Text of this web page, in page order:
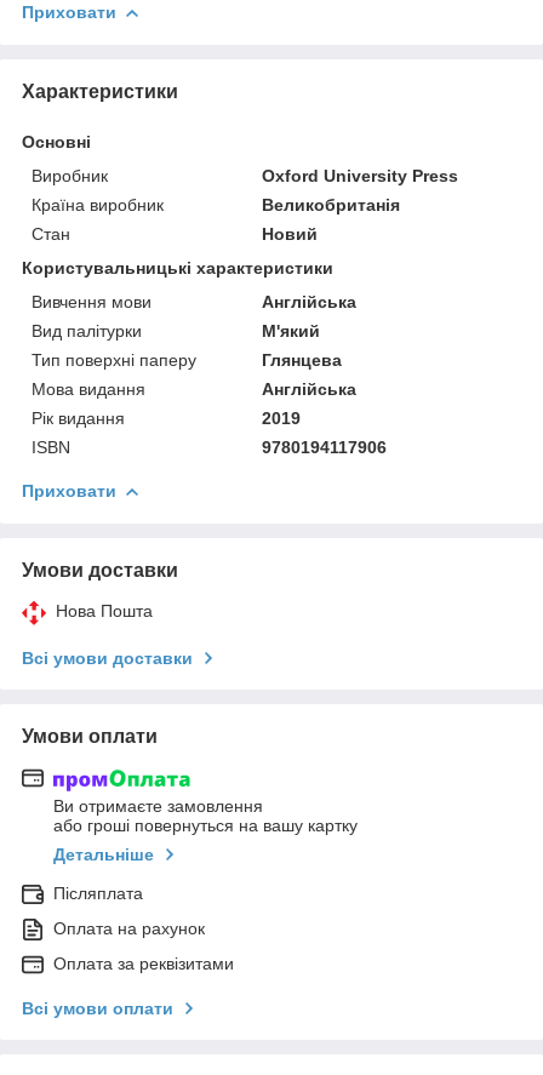
Приховати
Характеристики
Основні
Виробник
Oxford University Press
Країна виробник
Великобританія
Стан
Новий
Користувальницькі характеристики
Вивчення мови
Англійська
Вид палітурки
М'який
Тип поверхні паперу
Глянцева
Мова видання
Англійська
Рік видання
2019
ISBN
9780194117906
Приховати
Умови доставки
Нова Пошта
Всі умови доставки
Умови оплати
Ви отримаєте замовлення
або гроші повернуться на вашу картку
Детальніше
Післяплата
Оплата на рахунок
Оплата за реквізитами
Всі умови оплати